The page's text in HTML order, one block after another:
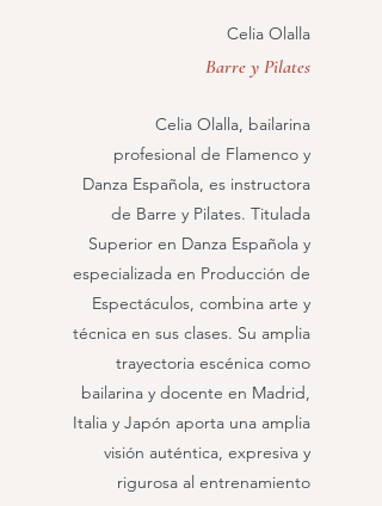
Celia Olalla
Barre y Pilates
Celia Olalla, bailarina
profesional de Flamenco y
Danza Española, es instructora
de Barre y Pilates. Titulada
Superior en Danza Española y
especializada en Producción de
Espectáculos, combina arte y
técnica en sus clases. Su amplia
trayectoria escénica como
bailarina y docente en Madrid,
Italia y Japón aporta una amplia
visión auténtica, expresiva y
rigurosa al entrenamiento